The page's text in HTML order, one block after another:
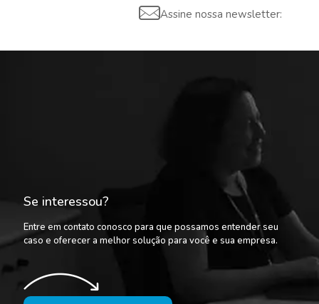
Assine nossa newsletter:
Se interessou?
Entre em contato conosco para que possamos entender seu
caso e oferecer a melhor solução para você e sua empresa.